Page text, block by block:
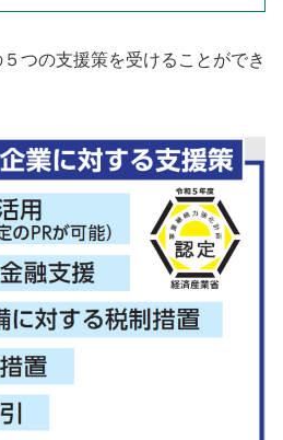
つの支援策を受けることができ